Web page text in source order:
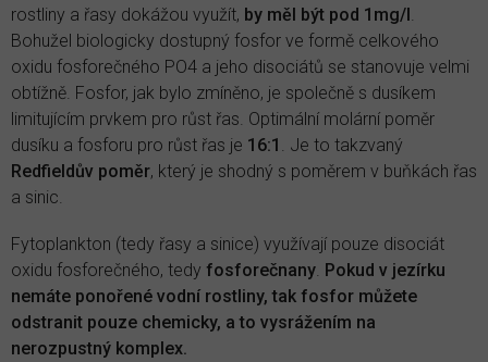
rostliny a řasy dokážou využít, by měl být pod 1mg/l.
Bohužel biologicky dostupný fosfor ve formě celkového
oxidu fosforečného PO4 a jeho disociátů se stanovuje velmi
obtížně. Fosfor, jak bylo zmíněno, je společně s dusíkem
limitujícím prvkem pro růst řas. Optimální molární poměr
dusíku a fosforu pro růst řas je 16:1 . Je to takzvaný
Redfieldův poměr, který je shodný s poměrem v buňkách řas
a sinic.
Fytoplankton (tedy řasy a sinice) využívají pouze disociát
oxidu fosforečného, tedy fosforečnany. Pokud v jezírku
nemáte ponořené vodní rostliny, tak fosfor můžete
odstranit pouze chemicky, a to vysrážením na
nerozpustný komplex.